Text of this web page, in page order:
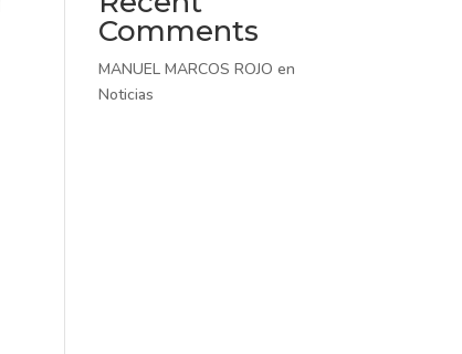
Comments
MANUEL MARCOS ROJO en
Noticias